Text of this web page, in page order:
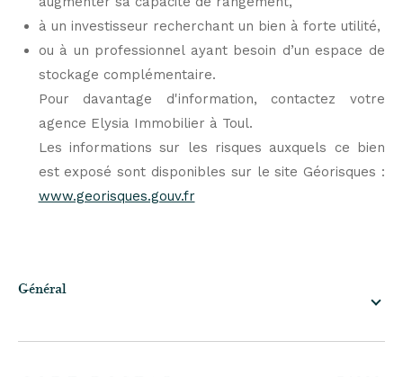
à un investisseur recherchant un bien à forte utilité,
ou à un professionnel ayant besoin d’un espace de
stockage complémentaire.
Pour davantage d'information, contactez votre
agence Elysia Immobilier à Toul.
Les informations sur les risques auxquels ce bien
est exposé sont disponibles sur le site Géorisques :
www.georisques.gouv.fr
général